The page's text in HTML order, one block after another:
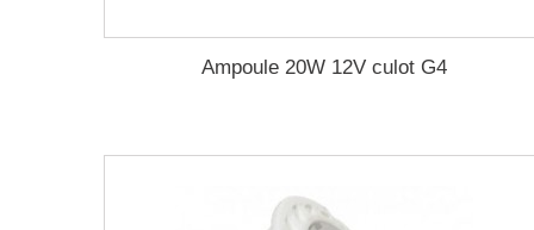
Ampoule 20W 12V culot G4